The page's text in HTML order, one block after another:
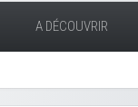
A DÉCOUVRIR